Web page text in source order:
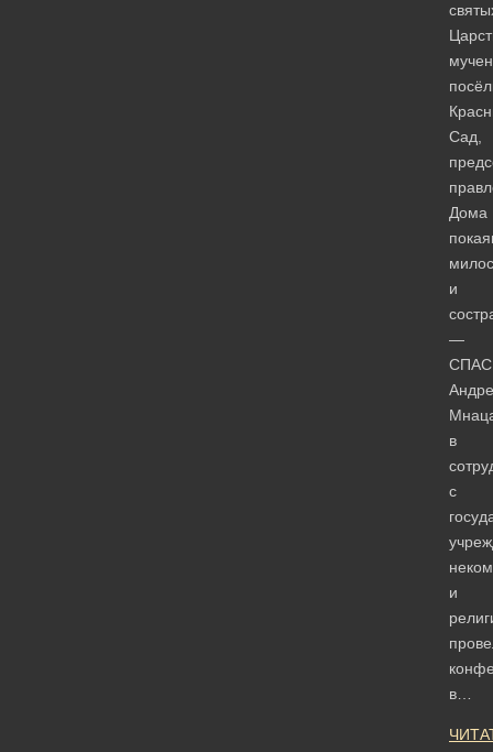
Сад,
Дома
и
—
СПАС
в
с
и
в…